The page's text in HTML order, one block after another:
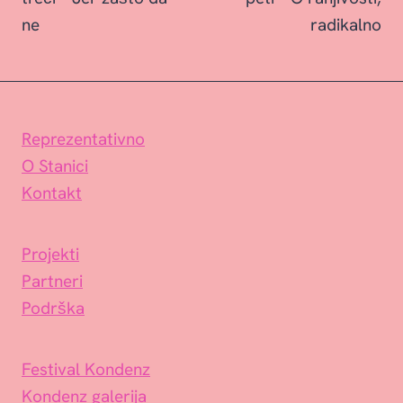
ne
radikalno
Reprezentativno
O Stanici
Kontakt
Projekti
Partneri
Podrška
Festival Kondenz
Kondenz galerija